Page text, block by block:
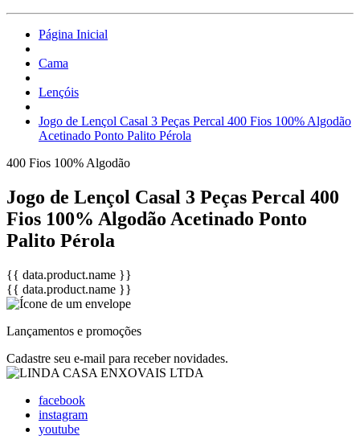
Página Inicial
Cama
Lençóis
Jogo de Lençol Casal 3 Peças Percal 400 Fios 100% Algodão
Acetinado Ponto Palito Pérola
400 Fios 100% Algodão
Jogo de Lençol Casal 3 Peças Percal 400
Fios 100% Algodão Acetinado Ponto
Palito Pérola
{{ data.product.name }}
{{ data.product.name }}
Lançamentos e promoções
Cadastre seu e-mail para receber novidades.
facebook
instagram
youtube